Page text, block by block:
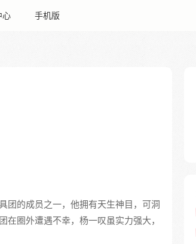
心 手机版
团的成员之一，他拥有天生神目，可洞
圈外遭遇不幸，杨一叹虽实力强大，